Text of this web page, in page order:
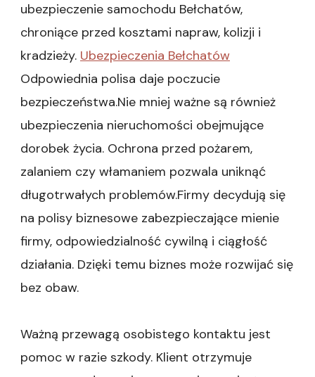
ubezpieczenie samochodu Bełchatów,
chroniące przed kosztami napraw, kolizji i
kradzieży. Ubezpieczenia Bełchatów
Odpowiednia polisa daje poczucie
bezpieczeństwa.Nie mniej ważne są również
ubezpieczenia nieruchomości obejmujące
dorobek życia. Ochrona przed pożarem,
zalaniem czy włamaniem pozwala uniknąć
długotrwałych problemów.Firmy decydują się
na polisy biznesowe zabezpieczające mienie
firmy, odpowiedzialność cywilną i ciągłość
działania. Dzięki temu biznes może rozwijać się
bez obaw.
Ważną przewagą osobistego kontaktu jest
pomoc w razie szkody. Klient otrzymuje